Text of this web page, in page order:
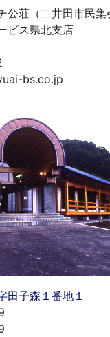
公荘（二井田市民
ビス県北支店
bs.co.jp
田子森１番地１